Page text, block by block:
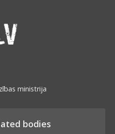
ministrija
bodies